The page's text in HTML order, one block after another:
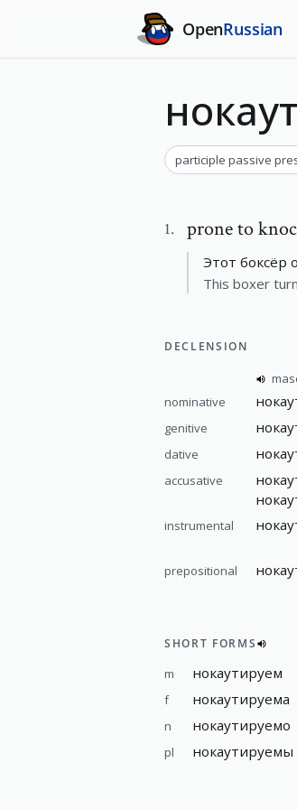
OpenRussian
participle passive
1. prone to
Этот боксёр
This boxer
DECLENSION
nominative
genitive
dative
accusative
instrumental
prepositional
SHORT FORMS
m нокаутируем
f нокаутируема
n нокаутируемо
pl нокаутируемы